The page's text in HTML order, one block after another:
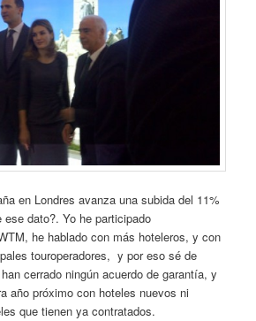
en Londres avanza una subida del 11%
dato?. Yo he participado
he hablado con más hoteleros, y con
touroperadores, y por eso sé de
cerrado ningún acuerdo de garantía, y
año próximo con hoteles nuevos ni
que tienen ya contratados.